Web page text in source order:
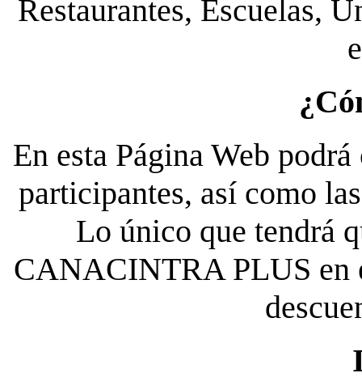
Restaurantes, Escuelas,
En esta Página Web
participantes, así como
Lo único que tendrá
CANACINTRA PLUS en